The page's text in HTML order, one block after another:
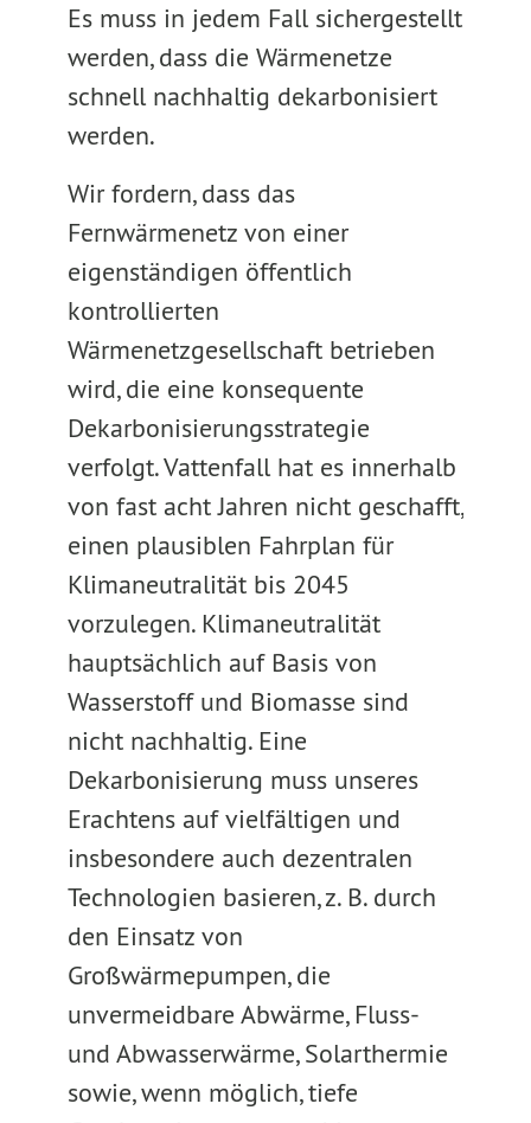
Es muss in jedem Fall sichergestellt
werden, dass die Wärmenetze
schnell nachhaltig dekarbonisiert
werden.
Wir fordern, dass das
Fernwärmenetz von einer
eigenständigen öffentlich
kontrollierten
Wärmenetzgesellschaft betrieben
wird, die eine konsequente
Dekarbonisierungsstrategie
verfolgt. Vattenfall hat es innerhalb
von fast acht Jahren nicht geschafft,
einen plausiblen Fahrplan für
Klimaneutralität bis 2045
vorzulegen. Klimaneutralität
hauptsächlich auf Basis von
Wasserstoff und Biomasse sind
nicht nachhaltig. Eine
Dekarbonisierung muss unseres
Erachtens auf vielfältigen und
insbesondere auch dezentralen
Technologien basieren, z. B. durch
den Einsatz von
Großwärmepumpen, die
unvermeidbare Abwärme, Fluss-
und Abwasserwärme, Solarthermie
sowie, wenn möglich, tiefe